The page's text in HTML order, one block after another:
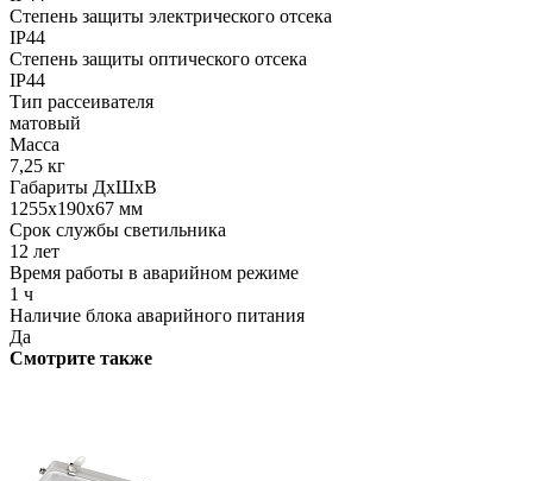
Степень защиты электрического отсека
IP44
Степень защиты оптического отсека
IP44
Тип рассеивателя
матовый
Масса
7,25 кг
Габариты ДхШхВ
1255x190x67 мм
Срок службы светильника
12 лет
Время работы в аварийном режиме
1 ч
Наличие блока аварийного питания
Да
Смотрите также